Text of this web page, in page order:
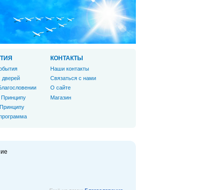
дверей
КОНТАКТЫ
Наши контакты
Связаться с нами
О сайте
Магазин